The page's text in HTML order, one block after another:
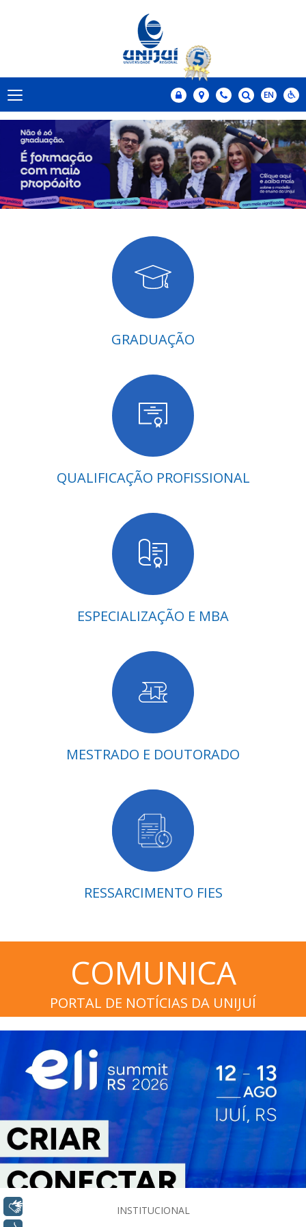
GRADUAÇÃO
QUALIFICAÇÃO PROFISSIONAL
ESPECIALIZAÇÃO E MBA
MESTRADO E DOUTORADO
RESSARCIMENTO FIES
COMUNICA
PORTAL DE NOTÍCIAS DA UNIJUÍ
INSTITUCIONAL